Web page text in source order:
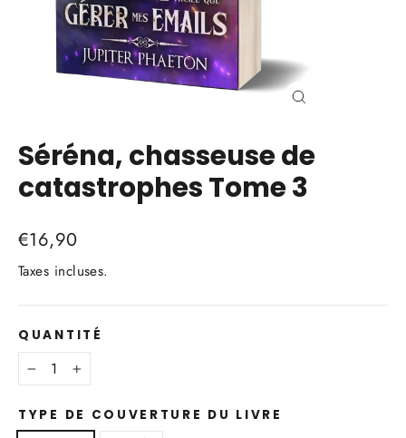
Séréna, chasseuse de
catastrophes Tome 3
Prix
régulier
€16,90
Taxes incluses.
QUANTITÉ
− +
TYPE DE COUVERTURE DU LIVRE